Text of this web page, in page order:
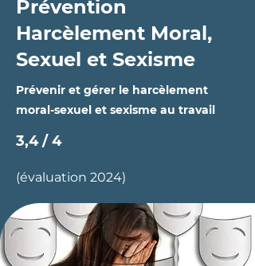
Prévention
Harcèlement Moral,
Sexuel et Sexisme
Prévenir et gérer le harcèlement
moral-sexuel et sexisme au travail
3,4 / 4
(évaluation 2024)